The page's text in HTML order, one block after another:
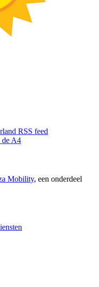
RSS feed
de A4
Mobility, een onderdeel